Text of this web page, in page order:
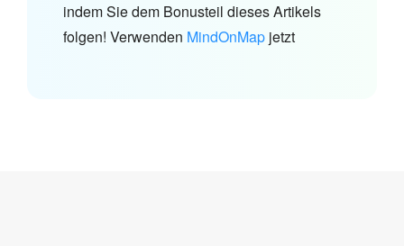
indem Sie dem Bonusteil dieses Artikels
folgen! Verwenden MindOnMap jetzt